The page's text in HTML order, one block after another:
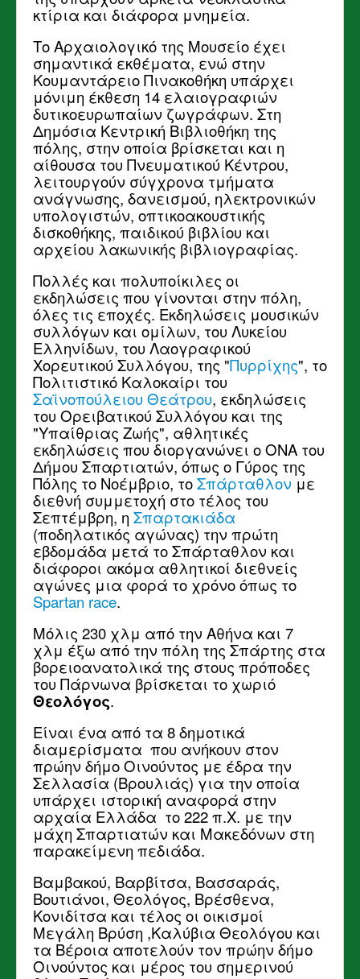
κτίρια και διάφορα μνημεία.
Το Αρχαιολογικό της Μουσείο έχει
σημαντικά εκθέματα, ενώ στην
Κουμαντάρειο Πινακοθήκη υπάρχει
μόνιμη έκθεση 14 ελαιογραφιών
δυτικοευρωπαίων ζωγράφων. Στη
Δημόσια Κεντρική Βιβλιοθήκη της
πόλης, στην οποία βρίσκεται και η
αίθουσα του Πνευματικού Κέντρου,
λειτουργούν σύγχρονα τμήματα
ανάγνωσης, δανεισμού, ηλεκτρονικών
υπολογιστών, οπτικοακουστικής
δισκοθήκης, παιδικού βιβλίου και
αρχείου λακωνικής βιβλιογραφίας.
Πολλές και πολυποίκιλες οι
εκδηλώσεις που γίνονται στην πόλη,
όλες τις εποχές. Εκδηλώσεις μουσικών
συλλόγων και ομίλων, του Λυκείου
Ελληνίδων, του Λαογραφικού
Χορευτικού Συλλόγου, της "Πυρρίχης", το
Πολιτιστικό Καλοκαίρι του
Σαϊνοπούλειου Θεάτρου, εκδηλώσεις
του Ορειβατικού Συλλόγου και της
"Υπαίθριας Ζωής", αθλητικές
εκδηλώσεις που διοργανώνει ο ΟΝΑ του
Δήμου Σπαρτιατών, όπως ο Γύρος της
Πόλης το Νοέμβριο, τοΣπάρταθλονμε
διεθνή συμμετοχή στο τέλος του
Σεπτέμβρη, η Σπαρτακιάδα
(ποδηλατικός αγώνας) την πρώτη
εβδομάδα μετά το Σπάρταθλον και
διάφοροι ακόμα αθλητικοί διεθνείς
αγώνες μια φορά το χρόνο όπως το
Spartan race.
Μόλις 230 χλμ από την Αθήνα και 7
χλμ έξω από την πόλη της Σπάρτης στα
βορειοανατολικά της στους πρόποδες
του Πάρνωνα βρίσκεται το χωριό
Θεολόγος.
Είναι ένα από τα 8 δημοτικά
διαμερίσματα που ανήκουν στον
πρώην δήμο Οινούντος με έδρα την
Σελλασία (Βρουλιάς) για την οποία
υπάρχει ιστορική αναφορά στην
αρχαία Ελλάδα το 222 π.Χ. με την
μάχη Σπαρτιατών και Μακεδόνων στη
παρακείμενη πεδιάδα.
Βαμβακού, Βαρβίτσα, Βασσαράς,
Βουτιάνοι, Θεολόγος, Βρέσθενα,
Κονιδίτσα και τέλος οι οικισμοί
Μεγάλη Βρύση ,Καλύβια Θεολόγου και
τα Βέροια αποτελούν τον πρώην δήμο
Οινούντος και μέρος του σημερινού